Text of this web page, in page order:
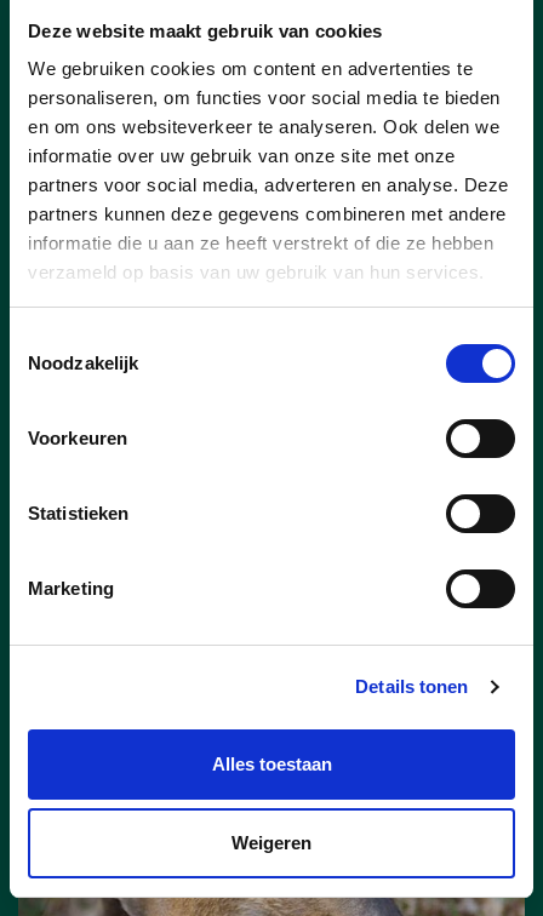
Deze website maakt gebruik van cookies
We gebruiken cookies om content en advertenties te
personaliseren, om functies voor social media te bieden
en om ons websiteverkeer te analyseren. Ook delen we
informatie over uw gebruik van onze site met onze
partners voor social media, adverteren en analyse. Deze
partners kunnen deze gegevens combineren met andere
informatie die u aan ze heeft verstrekt of die ze hebben
verzameld op basis van uw gebruik van hun services.
Noodzakelijk
Voorkeuren
Statistieken
Marketing
Details tonen
Alles toestaan
Weigeren
Pelt scoort in Vlaamse top-
23/07/26
gemeente op de vijftiende plaats in
Limburg. Ook per inwoner scoort Pelt
hoog als het Vlaamse gemiddelde.